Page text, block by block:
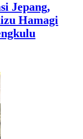
Jepang,
Hamagi